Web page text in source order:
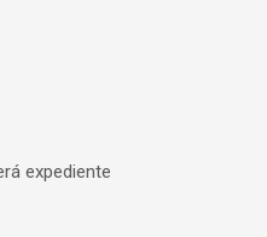
expediente